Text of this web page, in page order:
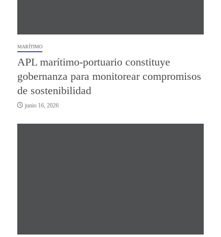
MARÍTIMO
APL marítimo-portuario constituye
gobernanza para monitorear compromisos
de sostenibilidad
junio 16, 2026